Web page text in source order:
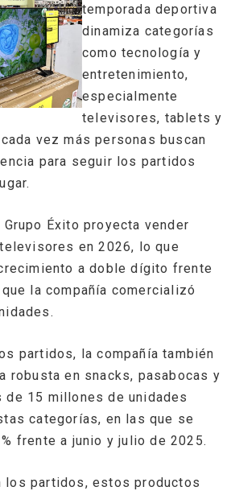
temporada deportiva
dinamiza categorías
como tecnología y
entretenimiento,
especialmente
televisores, tablets y
vez más personas buscan
para seguir los partidos
Éxito proyecta vender
en 2026, lo que
a doble dígito frente
la compañía comercializó
partidos, la compañía también
robusta en snacks, pasabocas y
de 15 millones de unidades
categorías, en las que se
frente a junio y julio de 2025.
los partidos, estos productos